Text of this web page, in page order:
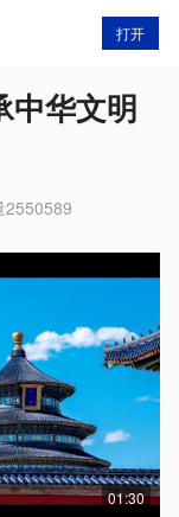
打开
中华文明
2550589
01:30